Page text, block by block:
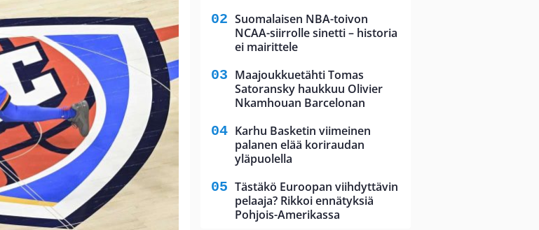
Suomalaisen NBA-toivon
NCAA-siirrolle sinetti – historia
ei mairittele
Maajoukkuetähti Tomas
Satoransky haukkuu Olivier
Nkamhouan Barcelonan
Karhu Basketin viimeinen
palanen elää koriraudan
yläpuolella
Tästäkö Euroopan viihdyttävin
pelaaja? Rikkoi ennätyksiä
Pohjois-Amerikassa